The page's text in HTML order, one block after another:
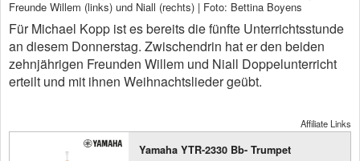
Freunde Willem (links) und Niall (rechts) | Foto: Bettina Boyens
Für Michael Kopp ist es bereits die fünfte Unterrichtsstunde
an diesem Donnerstag. Zwischendrin hat er den beiden
zehnjährigen Freunden Willem und Niall Doppelunterricht
erteilt und mit ihnen Weihnachtslieder geübt.
Affiliate Links
Yamaha YTR-2330 Bb- Trumpet